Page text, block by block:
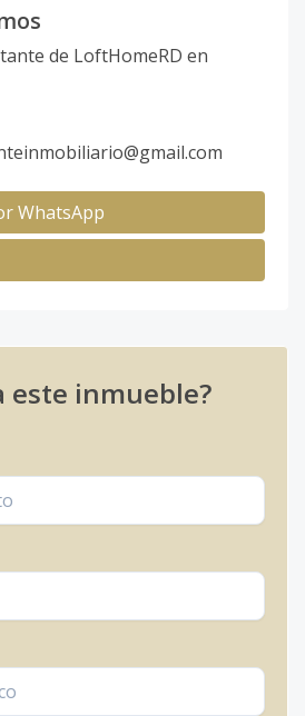
de LoftHomeRD en
WhatsApp
este inmueble?